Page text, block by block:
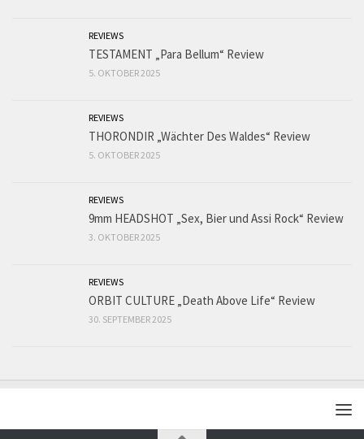
REVIEWS
TESTAMENT „Para Bellum“ Review
5. OKTOBER 2025
REVIEWS
THORONDIR „Wächter Des Waldes“ Review
5. OKTOBER 2025
REVIEWS
9mm HEADSHOT „Sex, Bier und Assi Rock“ Review
3. OKTOBER 2025
REVIEWS
ORBIT CULTURE „Death Above Life“ Review
30. SEPTEMBER 2025